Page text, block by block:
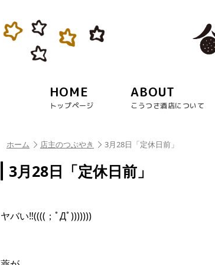
HOME
トップページ
ABOUT
こうつさ酒店について
ホーム 店主のつぶやき 3月28日「定休日前」
3月28日「定休日前」
ヤバい‼︎((((；ﾟДﾟ)))))))